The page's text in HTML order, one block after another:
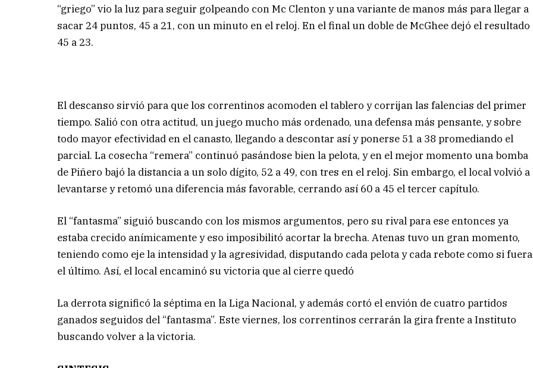
“griego” vio la luz para seguir golpeando con Mc Clenton y una variante de manos más para llegar a
sacar 24 puntos, 45 a 21, con un minuto en el reloj. En el final un doble de McGhee dejó el resultado
45 a 23.
El descanso sirvió para que los correntinos acomoden el tablero y corrijan las falencias del primer
tiempo. Salió con otra actitud, un juego mucho más ordenado, una defensa más pensante, y sobre
todo mayor efectividad en el canasto, llegando a descontar así y ponerse 51 a 38 promediando el
parcial. La cosecha “remera” continuó pasándose bien la pelota, y en el mejor momento una bomba
de Piñero bajó la distancia a un solo dígito, 52 a 49, con tres en el reloj. Sin embargo, el local volvió a
levantarse y retomó una diferencia más favorable, cerrando así 60 a 45 el tercer capítulo.
El “fantasma” siguió buscando con los mismos argumentos, pero su rival para ese entonces ya
estaba crecido anímicamente y eso imposibilitó acortar la brecha. Atenas tuvo un gran momento,
teniendo como eje la intensidad y la agresividad, disputando cada pelota y cada rebote como si fuera
el último. Así, el local encaminó su victoria que al cierre quedó
La derrota significó la séptima en la Liga Nacional, y además cortó el envión de cuatro partidos
ganados seguidos del “fantasma”. Este viernes, los correntinos cerrarán la gira frente a Instituto
buscando volver a la victoria.